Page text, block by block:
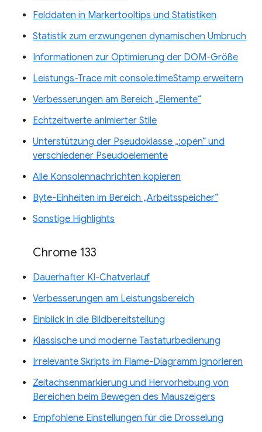
Felddaten in Markertooltips und Statistiken
Statistik zum erzwungenen dynamischen Umbruch
Informationen zur Optimierung der DOM-Größe
Leistungs-Trace mit console.timeStamp erweitern
Verbesserungen am Bereich „Elemente“
Echtzeitwerte animierter Stile
Unterstützung der Pseudoklasse „:open“ und
verschiedener Pseudoelemente
Alle Konsolennachrichten kopieren
Byte-Einheiten im Bereich „Arbeitsspeicher“
Sonstige Highlights
Chrome 133
Dauerhafter KI-Chatverlauf
Verbesserungen am Leistungsbereich
Einblick in die Bildbereitstellung
Klassische und moderne Tastaturbedienung
Irrelevante Skripts im Flame-Diagramm ignorieren
Zeitachsenmarkierung und Hervorhebung von
Bereichen beim Bewegen des Mauszeigers
Empfohlene Einstellungen für die Drosselung